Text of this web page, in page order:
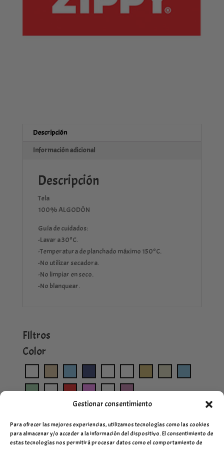
Gestionar consentimiento
Para ofrecer las mejores experiencias, utilizamos tecnologías como las cookies
para almacenar y/o acceder a la información del dispositivo. El consentimiento de
estas tecnologías nos permitirá procesar datos como el comportamiento de
Descripción
Información adicional
Descripción
Tela
100% ALGODÓN
Guía de cuidados:
-Lavar a 30ºC.
-Temperatura de planchado máximo 150ºC.
-No utilizar secadora.
-No limpiar en seco.
-No blanquear.
FIltros
Color